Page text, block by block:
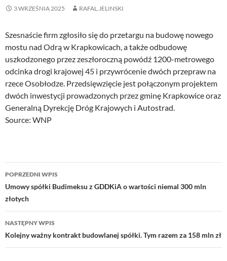
3 WRZEŚNIA 2025 RAFAL.JELINSKI
Szesnaście firm zgłosiło się do przetargu na budowę nowego
mostu nad Odrą w Krapkowicach, a także odbudowę
uszkodzonego przez zeszłoroczną powódź 1200-metrowego
odcinka drogi krajowej 45 i przywrócenie dwóch przepraw na
rzece Osobłodze. Przedsięwzięcie jest połączonym projektem
dwóch inwestycji prowadzonych przez gminę Krapkowice oraz
Generalną Dyrekcję Dróg Krajowych i Autostrad.
Source: WNP
Nawigacja
wpisu
POPRZEDNI WPIS
Umowy spółki Budimeksu z GDDKiA o wartości niemal 300 mln
złotych
NASTĘPNY WPIS
Kolejny ważny kontrakt budowlanej spółki. Tym razem za 158 mln zł